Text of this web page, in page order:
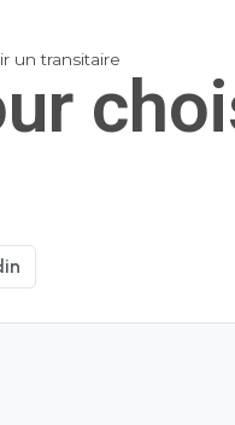
un transitaire